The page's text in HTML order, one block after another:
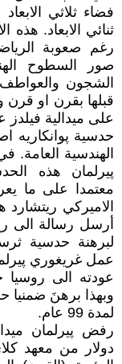
فضاء ثلاثي
ثنائي الابعاد. هذه
رغم صعوبة
صور السطوح
الشجون
قبلها بقرن او
على ميدالية فيلدز عام
حدسية
پيرلمان هذه
معتمدا على ما
الاميركي ريتشارد
أرسل رسالة الى
لبرهنة حدسية
عمل غريغوري
عودته الى
وبهذا برهنَ ضمنيا
لمدة 99 عام.
رفض پيرلمان
دولار من معهد